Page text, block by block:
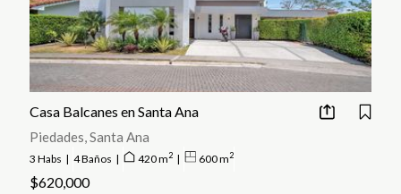
Casa Balcanes en Santa Ana
Piedades, Santa Ana
3 Habs | 4 Baños | 420 m2 | 600 m2
$620,000